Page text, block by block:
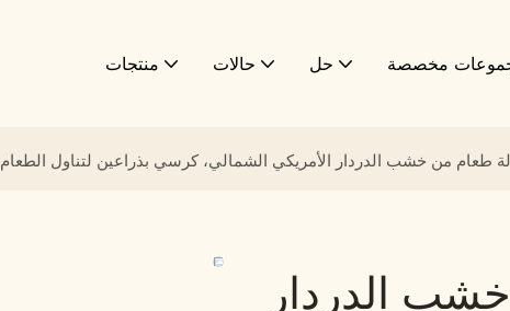
منتجات حالات حل مخصصة
طعام من خشب الدردار الأمريكي الشمالي، كرسي بذراعين لتناول الطعام
الدردار